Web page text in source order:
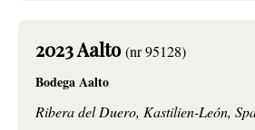
2023 Aalto (nr 95128)
Bodega Aalto
Ribera del Duero, Kastilien-León,